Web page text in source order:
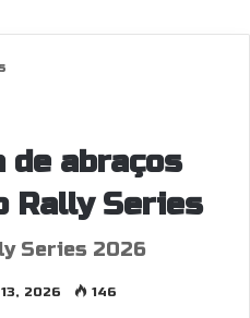
de abraços
Rally Series
Series 2026
2026 146